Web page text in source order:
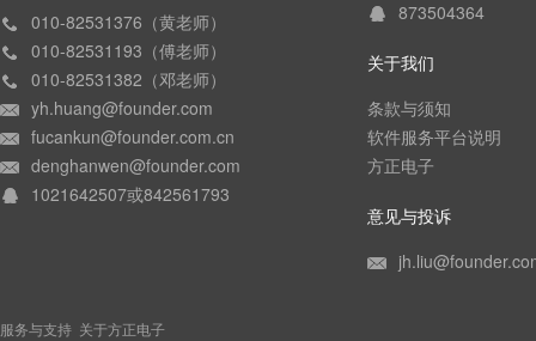
010-82531376（黄老师）
010-82531193（傅老师）
010-82531382（邓老师）
yh.huang@founder.com
fucankun@founder.com.cn
denghanwen@founder.com
1021642507或842561793
873504364
关于我们
条款与须知
软件服务平台说明
方正电子
意见与投诉
服务与支持 关于方正电子